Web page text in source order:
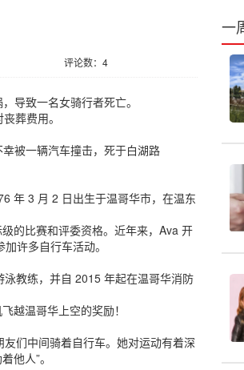
评论数：4
导致一名女骑行者死亡。
葬费用。
被一辆汽车撞击，死于白湖路
年 3 月 2 日出生于温哥华市，在温东
的比赛和评委资格。近年来，Ava 开
许多自行车活动。
教练，并自 2015 年起在温哥华消防
越温哥华上空的奖励！
们中间骑着自行车。她对运动有着深
他人”。
一